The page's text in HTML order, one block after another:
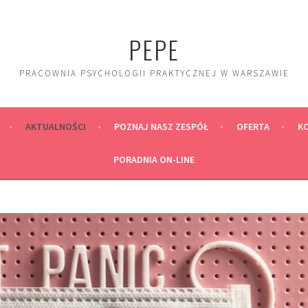
PEPE
PRACOWNIA PSYCHOLOGII PRAKTYCZNEJ W WARSZAWIE
AKTUALNOŚCI POZNAJ NASZ ZESPÓŁ OFERTA
PORADNIA ON-LINE